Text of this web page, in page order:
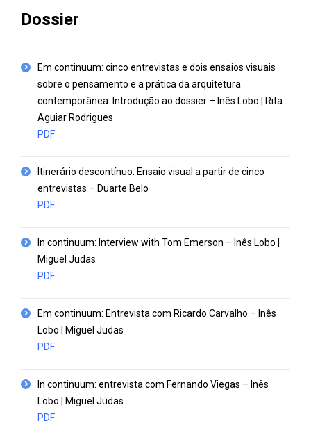
Dossier
Em continuum: cinco entrevistas e dois ensaios visuais
sobre o pensamento e a prática da arquitetura
contemporânea. Introdução ao dossier – Inês Lobo | Rita
Aguiar Rodrigues
PDF
Itinerário descontínuo. Ensaio visual a partir de cinco
entrevistas – Duarte Belo
PDF
In continuum: Interview with Tom Emerson – Inês Lobo |
Miguel Judas
PDF
Em continuum: Entrevista com Ricardo Carvalho – Inês
Lobo | Miguel Judas
PDF
In continuum: entrevista com Fernando Viegas – Inês
Lobo | Miguel Judas
PDF